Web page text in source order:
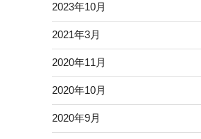
2023年10月
2021年3月
2020年11月
2020年10月
2020年9月